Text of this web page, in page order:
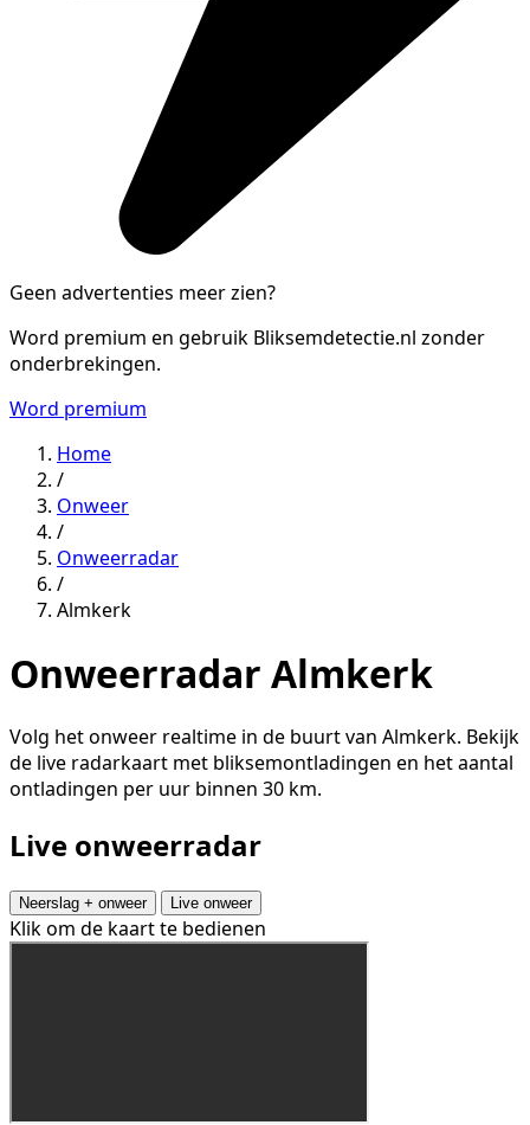
Geen advertenties meer zien?
Word premium en gebruik Bliksemdetectie.nl zonder
onderbrekingen.
Word premium
Home
/
Onweer
/
Onweerradar
/
Almkerk
Onweerradar Almkerk
Volg het onweer realtime in de buurt van Almkerk. Bekijk
de live radarkaart met bliksemontladingen en het aantal
ontladingen per uur binnen 30 km.
Live onweerradar
Neerslag + onweer Live onweer
Klik om de kaart te bedienen